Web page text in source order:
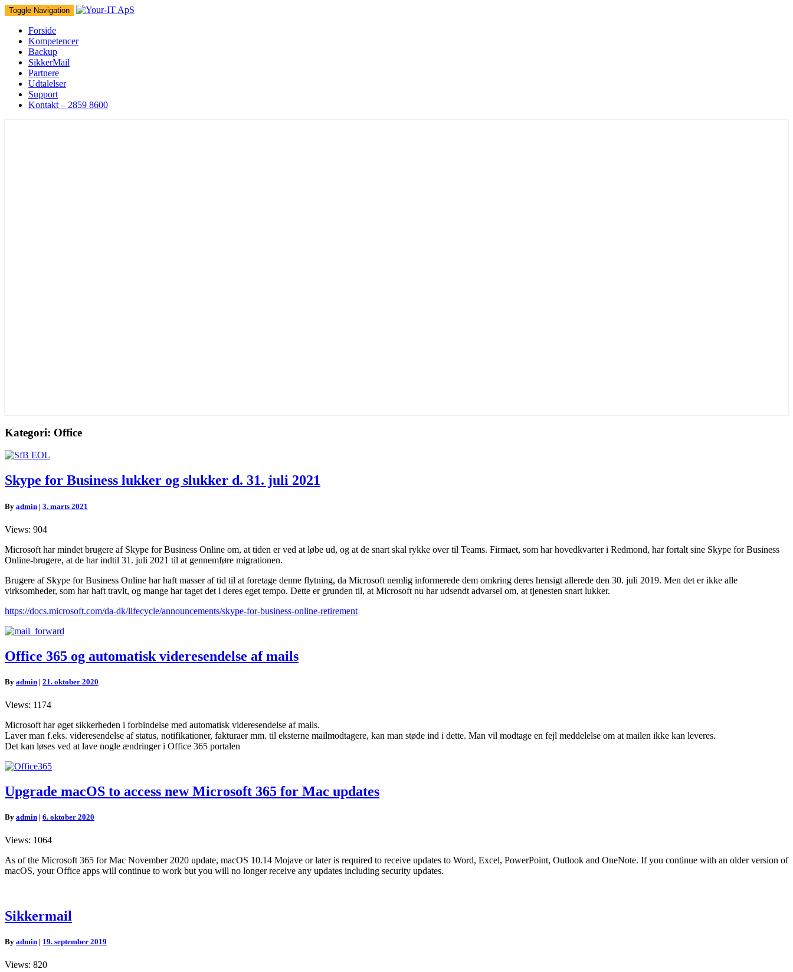
Toggle Navigation
Forside
Kompetencer
Backup
SikkerMail
Partnere
Udtalelser
Support
Kontakt – 2859 8600
Kategori: Office
Skype
for
lukker
slukker
31.
juli
Skype for Business lukker og slukker d. 31. juli 2021
By admin | 3. marts 2021
Views: 904
Microsoft har mindet brugere af Skype for Business Online om, at tiden er ved at løbe ud, og at de snart skal rykke over til Teams. Firmaet, som har hovedkvarter i Redmond, har fortalt sine Skype for Business
Online-brugere, at de har indtil 31. juli 2021 til at gennemføre migrationen.
Brugere af Skype for Business Online har haft masser af tid til at foretage denne flytning, da Microsoft nemlig informerede dem omkring deres hensigt allerede den 30. juli 2019. Men det er ikke alle
virksomheder, som har haft travlt, og mange har taget det i deres eget tempo. Dette er grunden til, at Microsoft nu har udsendt advarsel om, at tjenesten snart lukker.
https://docs.microsoft.com/da-dk/lifecycle/announcements/skype-for-business-online-retirement
Office
365
automatisk
af
Office 365 og automatisk videresendelse af mails
By admin | 21. oktober 2020
Views: 1174
Microsoft har øget sikkerheden i forbindelse med automatisk videresendelse af mails.
Laver man f.eks. videresendelse af status, notifikationer, fakturaer mm. til eksterne mailmodtagere, kan man støde ind i dette. Man vil modtage en fejl meddelelse om at mailen ikke kan leveres.
Det kan løses ved at lave nogle ændringer i Office 365 portalen
Upgrade
macOS
access
Microsoft
for
Mac
Upgrade macOS to access new Microsoft 365 for Mac updates
By admin | 6. oktober 2020
Views: 1064
As of the Microsoft 365 for Mac November 2020 update, macOS 10.14 Mojave or later is required to receive updates to Word, Excel, PowerPoint, Outlook and OneNote. If you continue with an older version of
macOS, your Office apps will continue to work but you will no longer receive any updates including security updates.
Sikkermail
Sikkermail
By admin | 19. september 2019
Views: 820